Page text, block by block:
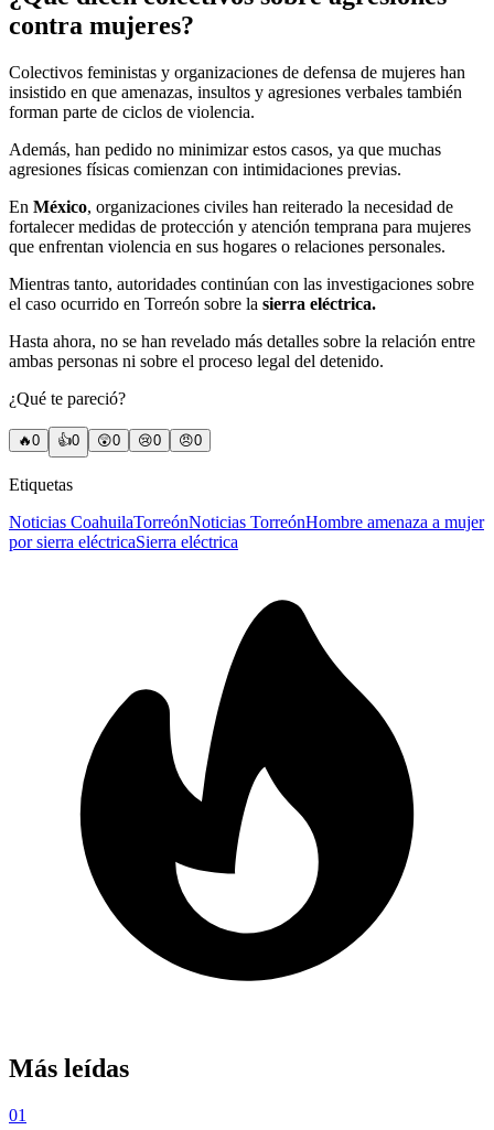
contra mujeres?
Colectivos feministas y organizaciones de defensa de mujeres han
insistido en que amenazas, insultos y agresiones verbales también
forman parte de ciclos de violencia.
Además, han pedido no minimizar estos casos, ya que muchas
agresiones físicas comienzan con intimidaciones previas.
En México, organizaciones civiles han reiterado la necesidad de
fortalecer medidas de protección y atención temprana para mujeres
que enfrentan violencia en sus hogares o relaciones personales.
Mientras tanto, autoridades continúan con las investigaciones sobre
el caso ocurrido en Torreón sobre la sierra eléctrica.
Hasta ahora, no se han revelado más detalles sobre la relación entre
ambas personas ni sobre el proceso legal del detenido.
¿Qué te pareció?
🔥0 👍0 😲0 😢0 😠0
Etiquetas
Noticias CoahuilaTorreónNoticias TorreónHombre amenaza a mujer
por sierra eléctricaSierra eléctrica
Más leídas
01